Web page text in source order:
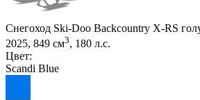
Снегоход Ski-Doo Backcountry X-RS
2025, 849 см3, 180 л.с.
Цвет:
Scandi Blue